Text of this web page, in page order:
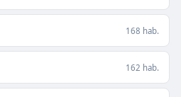
168 hab.
162 hab.